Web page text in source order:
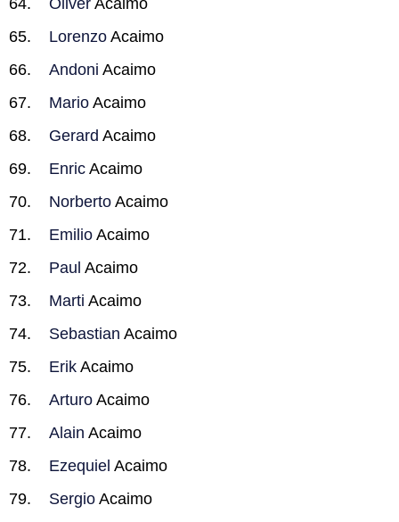
Oliver Acaimo
Lorenzo Acaimo
Andoni Acaimo
Mario Acaimo
Gerard Acaimo
Enric Acaimo
Norberto Acaimo
Emilio Acaimo
Paul Acaimo
Marti Acaimo
Sebastian Acaimo
Erik Acaimo
Arturo Acaimo
Alain Acaimo
Ezequiel Acaimo
Sergio Acaimo